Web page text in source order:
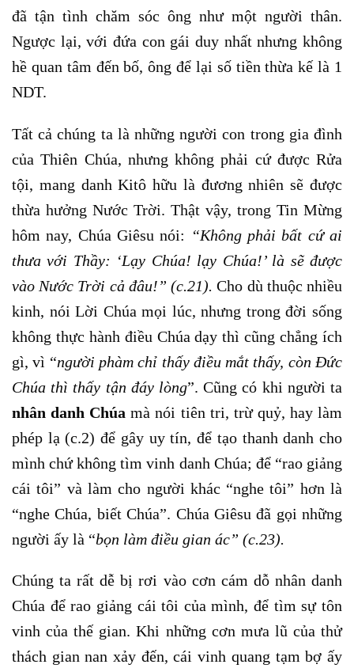
đã tận tình chăm sóc ông như một người thân.
Ngược lại, với đứa con gái duy nhất nhưng không
hề quan tâm đến bố, ông để lại số tiền thừa kế là 1
NDT.
Tất cả chúng ta là những người con trong gia đình
của Thiên Chúa, nhưng không phải cứ được Rửa
tội, mang danh Kitô hữu là đương nhiên sẽ được
thừa hưởng Nước Trời. Thật vậy, trong Tin Mừng
hôm nay, Chúa Giêsu nói: “Không phải bất cứ ai
thưa với Thầy: ‘Lạy Chúa! lạy Chúa!’ là sẽ được
vào Nước Trời cả đâu!” (c.21).Cho dù thuộc nhiều
kinh, nói Lời Chúa mọi lúc, nhưng trong đời sống
không thực hành điều Chúa dạy thì cũng chẳng ích
gì, vì “người phàm chỉ thấy điều mắt thấy, còn Đức
Chúa thì thấy tận đáy lòng”. Cũng có khi người ta
nhân danh Chúamà nói tiên tri, trừ quỷ, hay làm
phép lạ (c.2) để gây uy tín, để tạo thanh danh cho
mình chứ không tìm vinh danh Chúa; để “rao giảng
cái tôi” và làm cho người khác “nghe tôi” hơn là
“nghe Chúa, biết Chúa”. Chúa Giêsu đã gọi những
người ấy là “bọn làm điều gian ác” (c.23).
Chúng ta rất dễ bị rơi vào cơn cám dỗ nhân danh
Chúa để rao giảng cái tôi của mình, để tìm sự tôn
vinh của thế gian. Khi những cơn mưa lũ của thử
thách gian nan xảy đến, cái vinh quang tạm bợ ấy